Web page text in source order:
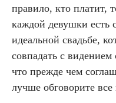
правило, кто платит,
каждой девушки есть
идеальной свадьбе,
совпадать с
что прежде чем
лучше обговорите